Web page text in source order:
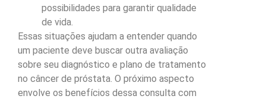
possibilidades para garantir qualidade
de vida.
Essas situações ajudam a entender quando
um paciente deve buscar outra avaliação
sobre seu diagnóstico e plano de tratamento
no câncer de próstata. O próximo aspecto
envolve os benefícios dessa consulta com